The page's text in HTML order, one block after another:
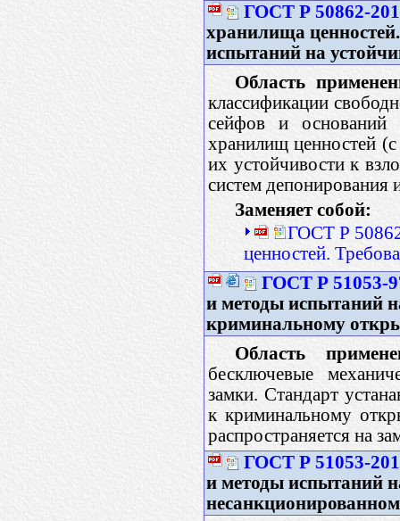
ГОСТ Р 50862-
хранилища
испытаний на
Область
классификации
сейфов и оснований
хранилищ ценностей
их устойчивости к
систем депонирования
Заменяет собой:
ГОСТ Р
ценностей.
ГОСТ Р 51053-
и методы испытаний
криминальному
Область
бесключевые
замки. Стандарт
к криминальному
распространяется на
ГОСТ Р 51053-
и методы испытаний